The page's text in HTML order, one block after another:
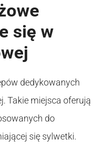
się w
dedykowanych
Takie miejsca oferują
do
się sylwetki.